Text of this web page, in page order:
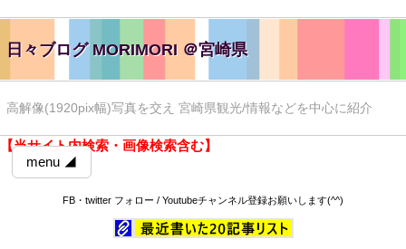
日々ブログ MORIMORI ＠宮崎県
高解像(1920pix幅)写真を交え 宮崎県観光/情報などを中心に紹介
【当サイト内検索・画像検索含む】
menu ◢
FB・twitter フォロー / Youtubeチャンネル登録お願いします(^^)